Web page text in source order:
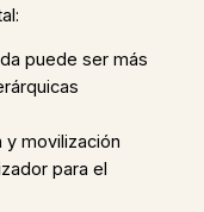
puede ser más
y movilización
para el